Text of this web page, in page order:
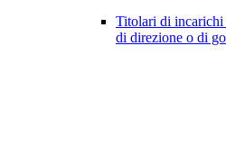
Titolari di
di direzione o di